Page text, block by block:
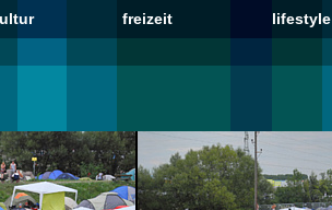
freizeit lifestyle